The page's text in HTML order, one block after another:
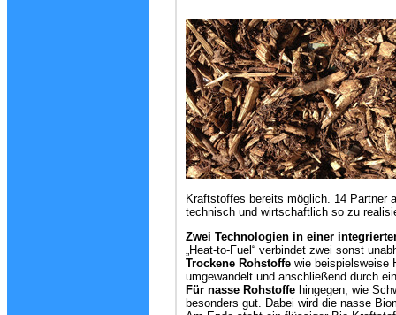
Kraftstoffes bereits möglich. 14 Partner
technisch und wirtschaftlich so zu
Zwei Technologien in einer
„Heat-to-Fuel“ verbindet zwei sonst
Trockene Rohstoffe wie beispielsweise
umgewandelt und anschließend durch
Für nasse Rohstoffe hingegen, wie
besonders gut. Dabei wird die nasse